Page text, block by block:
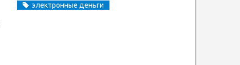
электронные деньги